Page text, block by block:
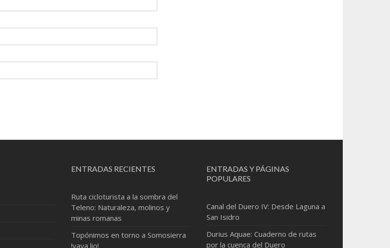
ENTRADAS RECIENTES
Ruta cicloturista a la sombra del
Teleno: Naturaleza, molinos y
minas romanas
Topónimos en torno a Somosierra
!vaya lio!
ENTRADAS Y PÁGINAS
POPULARES
Canal del Duero IV: Desde Laguna a
San Isidro
Durius Aquae: Cuaderno de rutas
por la cuenca del Duero